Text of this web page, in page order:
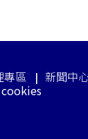
專區 新聞中
cookies